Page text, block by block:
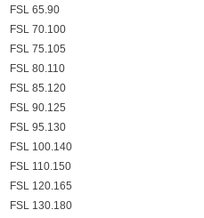
FSL 65.90
FSL 70.100
FSL 75.105
FSL 80.110
FSL 85.120
FSL 90.125
FSL 95.130
FSL 100.140
FSL 110.150
FSL 120.165
FSL 130.180